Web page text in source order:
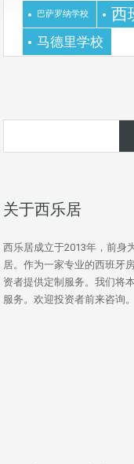
巴萨罗纳学校 西
马德里学校
关于西乐居
西乐居成立于2013年，前身
居。作为一家专业的西班牙
资者提供定制服务。我们将
服务。欢迎投资者前来咨询。